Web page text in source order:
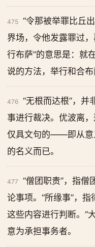
475
“令那被举罪比丘
界场，令他发露罪过
行布萨”的意思是：就
说的方法，举行和合布
476
“无根而达根”，并
事进行裁决。优波离
仅具文句的——即从意
的名义而已。
477
“僧团职责”，指僧
论事项。“所缘事”，
这些内容进行判断。“
意为承担事务者。